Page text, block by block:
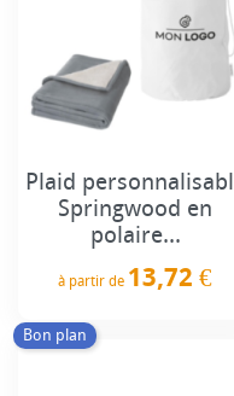
Plaid
Springwood en
polaire...
à partir de 13,72 €
Bon plan